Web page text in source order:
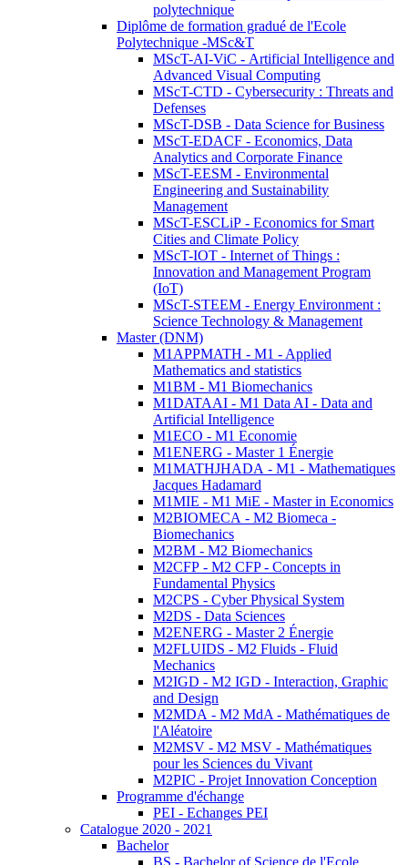
polytechnique
Diplôme de formation gradué de l'Ecole
Polytechnique -MSc&T
MScT-AI-ViC - Artificial Intelligence and
Advanced Visual Computing
MScT-CTD - Cybersecurity : Threats and
Defenses
MScT-DSB - Data Science for Business
MScT-EDACF - Economics, Data
Analytics and Corporate Finance
MScT-EESM - Environmental
Engineering and Sustainability
Management
MScT-ESCLiP - Economics for Smart
Cities and Climate Policy
MScT-IOT - Internet of Things :
Innovation and Management Program
(IoT)
MScT-STEEM - Energy Environment :
Science Technology & Management
Master (DNM)
M1APPMATH - M1 - Applied
Mathematics and statistics
M1BM - M1 Biomechanics
M1DATAAI - M1 Data AI - Data and
Artificial Intelligence
M1ECO - M1 Economie
M1ENERG - Master 1 Énergie
M1MATHJHADA - M1 - Mathematiques
Jacques Hadamard
M1MIE - M1 MiE - Master in Economics
M2BIOMECA - M2 Biomeca -
Biomechanics
M2BM - M2 Biomechanics
M2CFP - M2 CFP - Concepts in
Fundamental Physics
M2CPS - Cyber Physical System
M2DS - Data Sciences
M2ENERG - Master 2 Énergie
M2FLUIDS - M2 Fluids - Fluid
Mechanics
M2IGD - M2 IGD - Interaction, Graphic
and Design
M2MDA - M2 MdA - Mathématiques de
l'Aléatoire
M2MSV - M2 MSV - Mathématiques
pour les Sciences du Vivant
M2PIC - Projet Innovation Conception
Programme d'échange
PEI - Echanges PEI
Catalogue 2020 - 2021
Bachelor
BS - Bachelor of Science de l'Ecole